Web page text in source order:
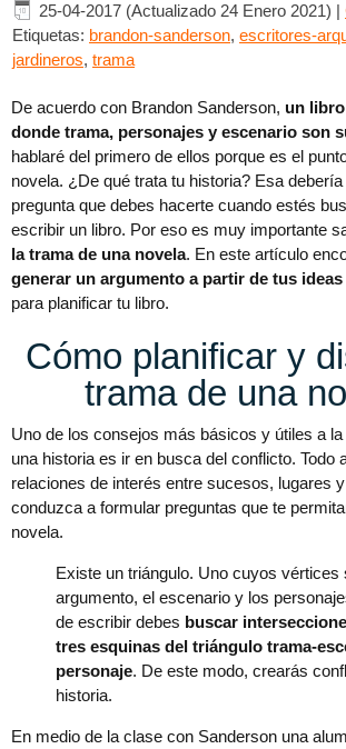
25-04-2017 (Actualizado 24 Enero 2021) |
Etiquetas: brandon-sanderson, escritores-
jardineros, trama
De acuerdo con Brandon Sanderson, un
donde trama, personajes y escenario son
hablaré del primero de ellos porque es el
novela. ¿De qué trata tu historia? Esa
pregunta que debes hacerte cuando estés
escribir un libro. Por eso es muy importante
la trama de una novela. En este artículo
generar un argumento a partir de tus ideas
para planificar tu libro.
Cómo planificar y
trama de una
Uno de los consejos más básicos y útiles a
una historia es ir en busca del conflicto. Todo
relaciones de interés entre sucesos, lugares
conduzca a formular preguntas que te
novela.
Existe un triángulo. Uno cuyos vértices
argumento, el escenario y los
de escribir debes buscar
tres esquinas del triángulo trama-
personaje. De este modo, crearás
historia.
En medio de la clase con Sanderson una